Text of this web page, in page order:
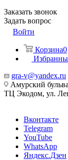
Заказать звонок
Задать вопрос
Войти
Корзина0
gra-v@yandex.ru
Амурский
ТЦ Экодом, ул.
Вконтакте
Telegram
YouTube
WhatsApp
Яндекс.Дзен